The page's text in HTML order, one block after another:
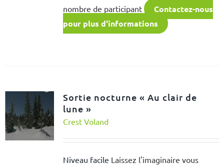
nombre de participant
Contactez-nous
pour plus d'informations
Sortie nocturne « Au clair de
lune »
Crest Voland
Niveau facile Laissez l'imaginaire vous